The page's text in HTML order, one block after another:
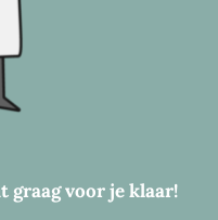
graag voor je klaar!